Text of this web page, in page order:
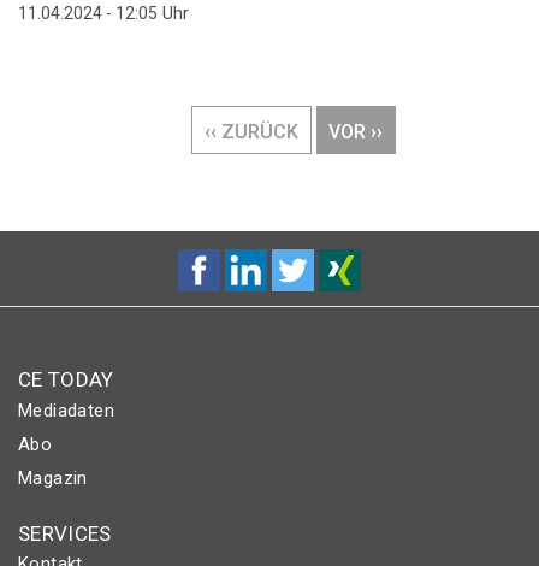
11.04.2024 - 12:05 Uhr
VORHERIGE
SEITE
‹‹ ZURÜCK
NÄCHSTE
SEITE
VOR ››
CE TODAY
Mediadaten
Abo
Magazin
SERVICES